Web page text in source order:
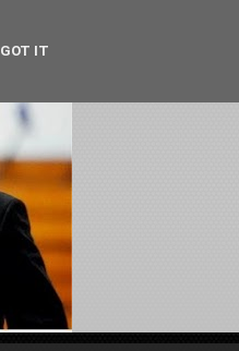
GOT IT